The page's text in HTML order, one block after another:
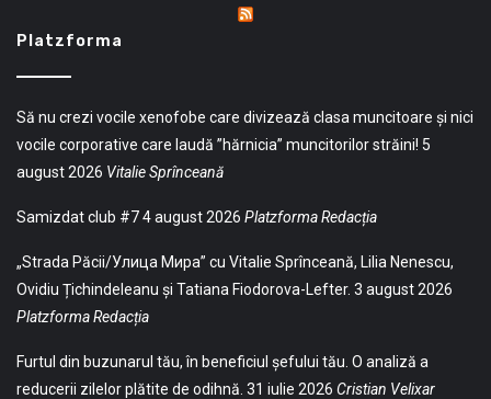
Platzforma
Să nu crezi vocile xenofobe care divizează clasa muncitoare și nici
vocile corporative care laudă ”hărnicia” muncitorilor străini! 5
august 2026 Vitalie Sprînceană
Samizdat club #74 august 2026 Platzforma Redacția
„Strada Păcii/Улица Мира” cu Vitalie Sprînceană, Lilia Nenescu,
Ovidiu Țichindeleanu și Tatiana Fiodorova-Lefter. 3 august 2026
Platzforma Redacția
Furtul din buzunarul tău, în beneficiul șefului tău. O analiză a
reducerii zilelor plătite de odihnă. 31 iulie 2026 Cristian Velixar